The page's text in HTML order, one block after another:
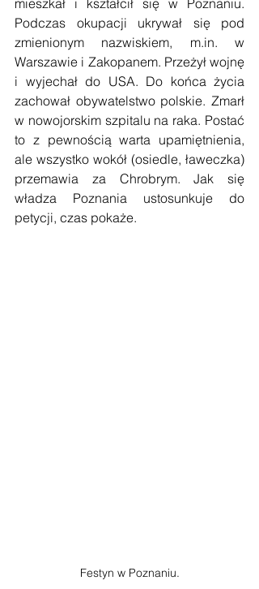
mieszkał i kształcił się w Poznaniu.
Podczas okupacji ukrywał się pod
zmienionym nazwiskiem, m.in. w
Warszawie i Zakopanem. Przeżył wojnę
i wyjechał do USA. Do końca życia
zachował obywatelstwo polskie. Zmarł
w nowojorskim szpitalu na raka. Postać
to z pewnością warta upamiętnienia,
ale wszystko wokół (osiedle, ławeczka)
przemawia za Chrobrym. Jak się
władza Poznania ustosunkuje do
petycji, czas pokaże.
Festyn w Poznaniu.